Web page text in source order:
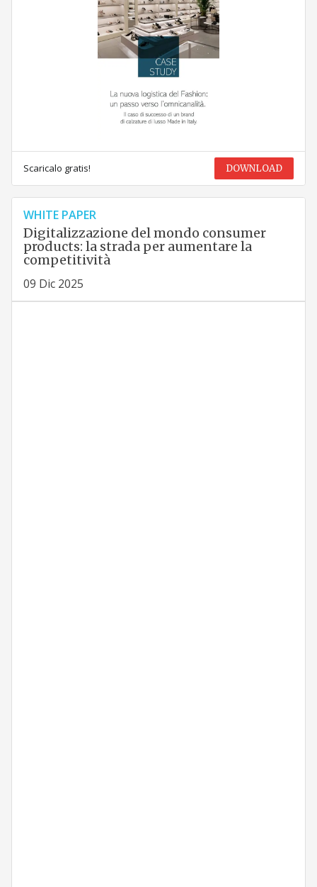
Scaricalo gratis! DOWNLOAD
WHITE PAPER
Digitalizzazione del mondo consumer
products: la strada per aumentare la
competitività
09 Dic 2025